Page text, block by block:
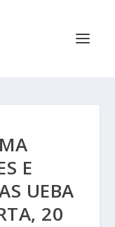
E
UEBA
20